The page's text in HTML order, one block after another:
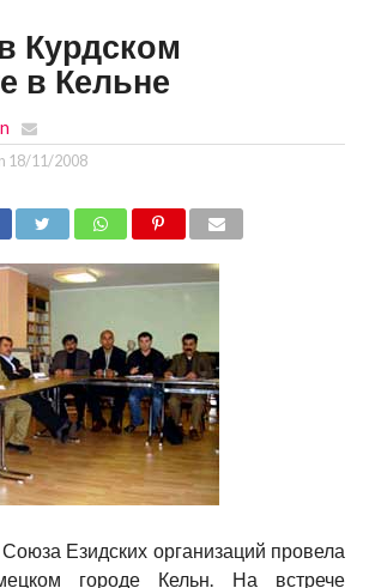
Курдском
в Кельне
18/11/2008
Езидских организаций провела
городе Кельн. На встрече